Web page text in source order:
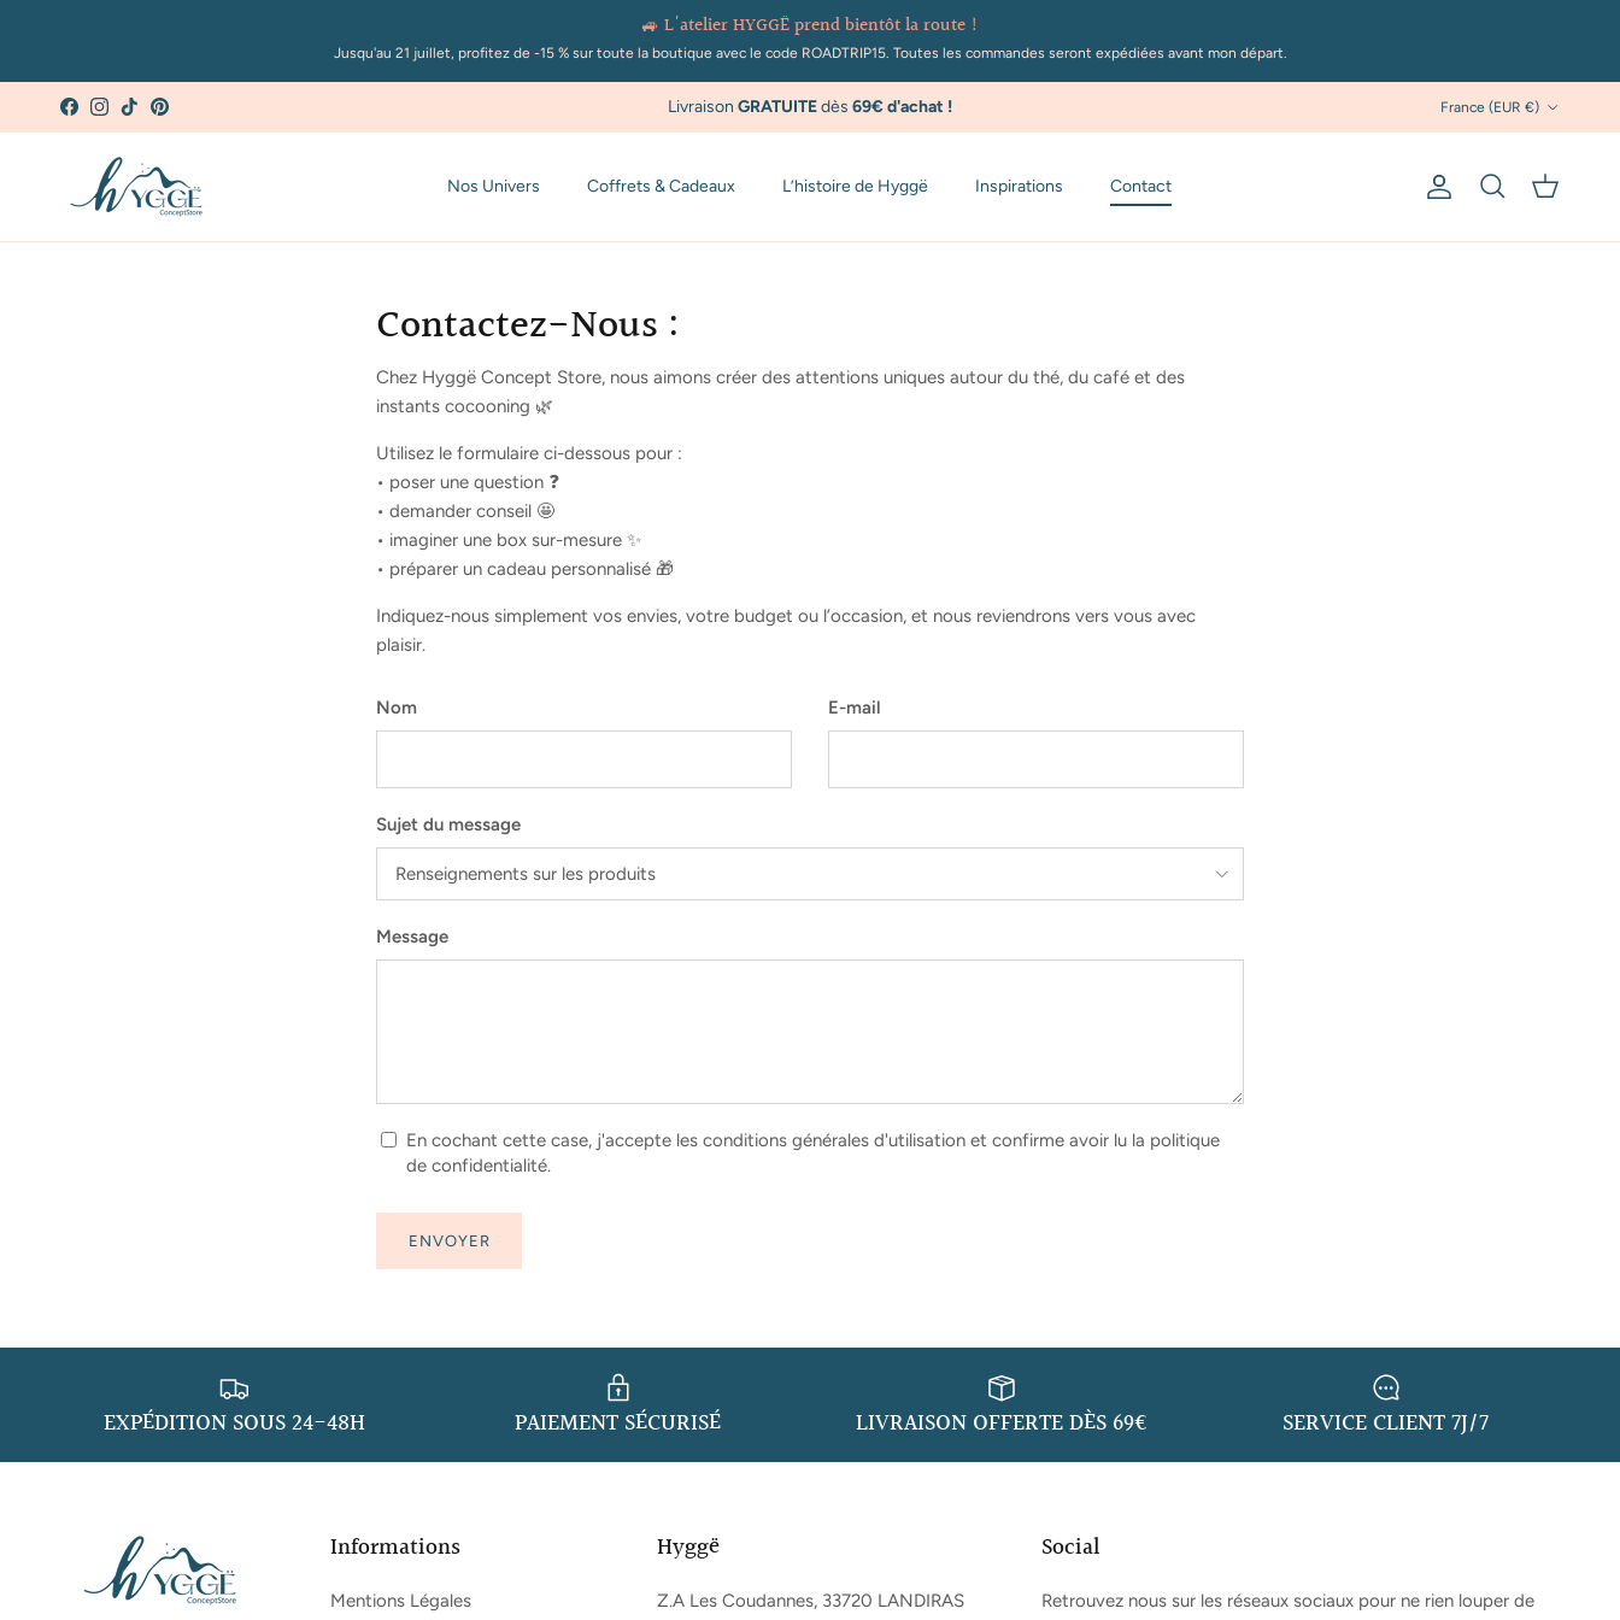
🚙 L'atelier HYGGË prend bientôt la route !
Jusqu'au 21 juillet, profitez de -15 % sur toute la boutique avec le code ROADTRIP15. Toutes les commandes seront expédiées avant mon départ.
FacebookInstagram
TikTokPinterest Livraison GRATUITEdès 69€ d'achat ! France (EUR €)
Nos Univers Coffrets & Cadeaux L’histoire de Hyggë Inspirations Contact CompteRecherchePanier
Contactez-Nous :
Chez Hyggë Concept Store, nous aimons créer des attentions uniques autour du thé, du café et des
instants cocooning 🌿
Utilisez le formulaire ci-dessous pour :
• poser une question ❓
• demander conseil 🤩
• imaginer une box sur-mesure ✨
• préparer un cadeau personnalisé 🎁
Indiquez-nous simplement vos envies, votre budget ou l’occasion, et nous reviendrons vers vous avec
plaisir.
Nom E-mail
Sujet du message
Renseignements sur les produits
Message
En cochant cette case, j'accepte les conditions générales d'utilisation et confirme avoir lu la politique
de confidentialité.
ENVOYER
EXPÉDITION SOUS 24-48H PAIEMENT SÉCURISÉ LIVRAISON OFFERTE DÈS 69€ SERVICE CLIENT 7J/7
Informations
Mentions Légales
Hyggë
Z.A Les Coudannes, 33720 LANDIRAS
Social
Retrouvez nous sur les réseaux sociaux pour ne rien louper de